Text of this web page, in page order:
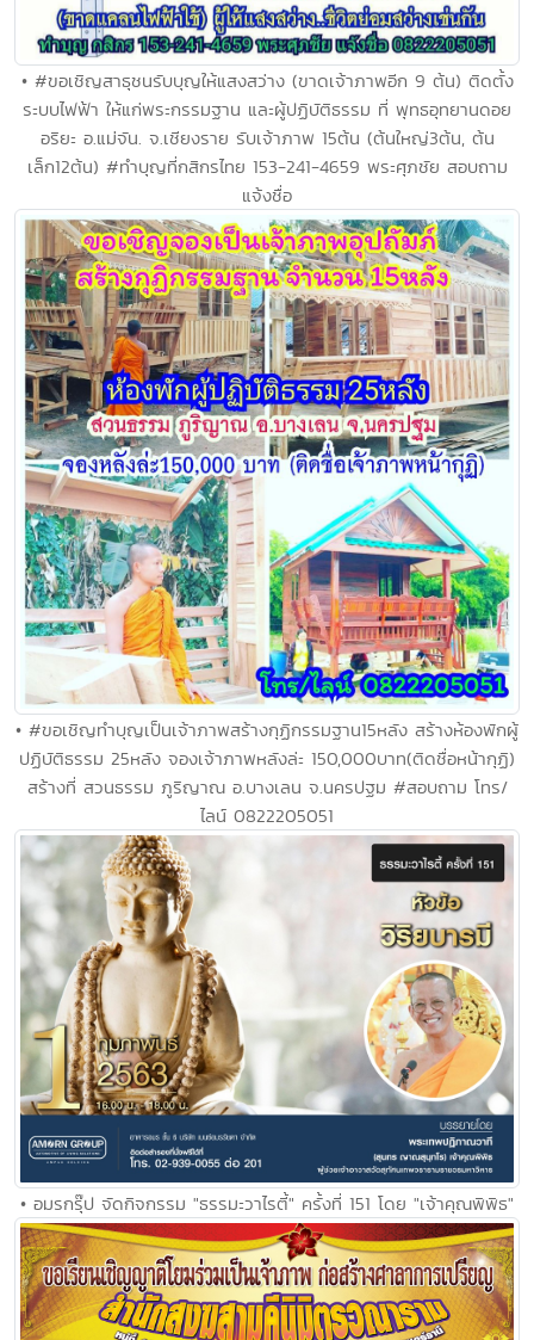
• #ขอเชิญสาธุชนรับบุญให้แสงสว่าง (ขาดเจ้าภาพอีก 9 ต้น) ติดตั้ง
ระบบไฟฟ้า ให้แก่พระกรรมฐาน และผู้ปฏิบัติธรรม ที่ พุทธอุทยานดอย
อริยะ อ.แม่จัน. จ.เชียงราย รับเจ้าภาพ 15ต้น (ต้นใหญ่3ต้น, ต้น
เล็ก12ต้น) #ทำบุญที่กสิกรไทย 153-241-4659 พระศุภชัย สอบถาม
แจ้งชื่อ
• #ขอเชิญทำบุญเป็นเจ้าภาพสร้างกุฏิกรรมฐาน15หลัง สร้างห้องพักผู้
ปฏิบัติธรรม 25หลัง จองเจ้าภาพหลังล่ะ 150,000บาท(ติดชื่อหน้ากุฏิ)
สร้างที่ สวนธรรม ภูริญาณ อ.บางเลน จ.นครปฐม #สอบถาม โทร/
ไลน์ 0822205051
• อมรกรุ๊ป จัดกิจกรรม "ธรรมะวาไรตี้" ครั้งที่ 151 โดย "เจ้าคุณพิพิธ"